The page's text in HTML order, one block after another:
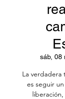
sáb, 08
La verdadera
es seguir